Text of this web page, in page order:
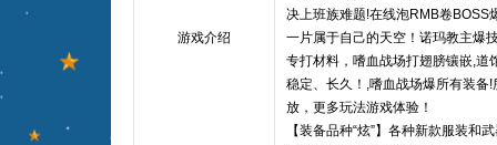
游戏介绍
决上班族难题!在线泡RMB卷BOSS
一片属于自己的天空！诺玛教主爆
专打材料，嗜血战场打翅膀镶嵌,道
稳定、长久！,嗜血战场爆所有装备
放，更多玩法游戏体验！
【装备品种“炫”】各种新款服装和